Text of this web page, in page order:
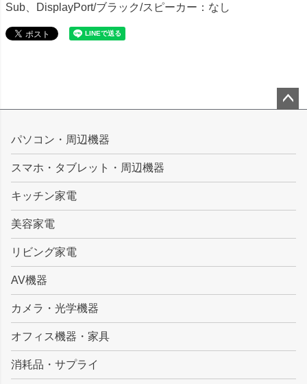
Sub、DisplayPort/ブラック/スピーカー：なし
ップ
パソコン・周辺機器
スマホ・タブレット・周辺機器
キッチン家電
美容家電
リビング家電
AV機器
カメラ・光学機器
オフィス機器・家具
消耗品・サプライ